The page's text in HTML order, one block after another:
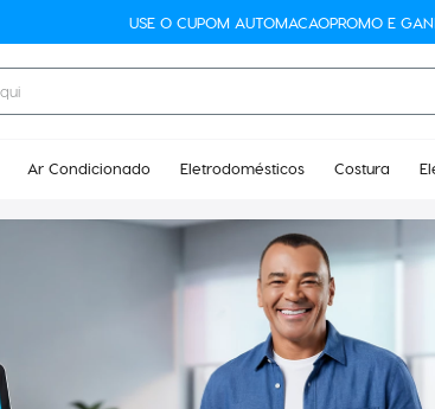
USE O CUPOM AUTOMACAOPROMO E
Ar Condicionado Eletrodomésticos Costura